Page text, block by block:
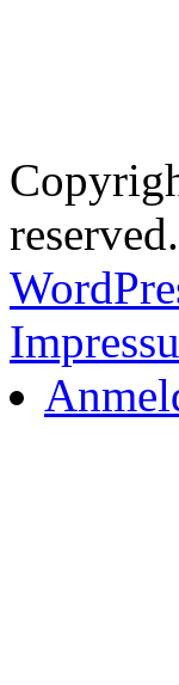
reserved.